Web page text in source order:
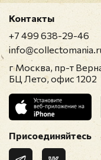
Контакты
+7 499 638-29-46
г Москва, пр-т
БЦ Лето, офис 1202
Присоединяйтесь